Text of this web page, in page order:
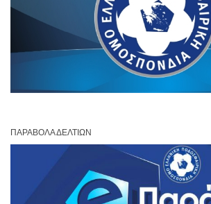
ΠΑΡΆΒΟΛΑ ΔΕΛΤΊΩΝ